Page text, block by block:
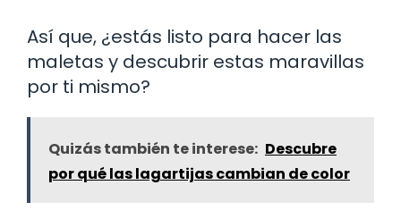
Así que, ¿estás listo para hacer las
maletas y descubrir estas maravillas
por ti mismo?
Quizás también te interese: Descubre
por qué las lagartijas cambian de color